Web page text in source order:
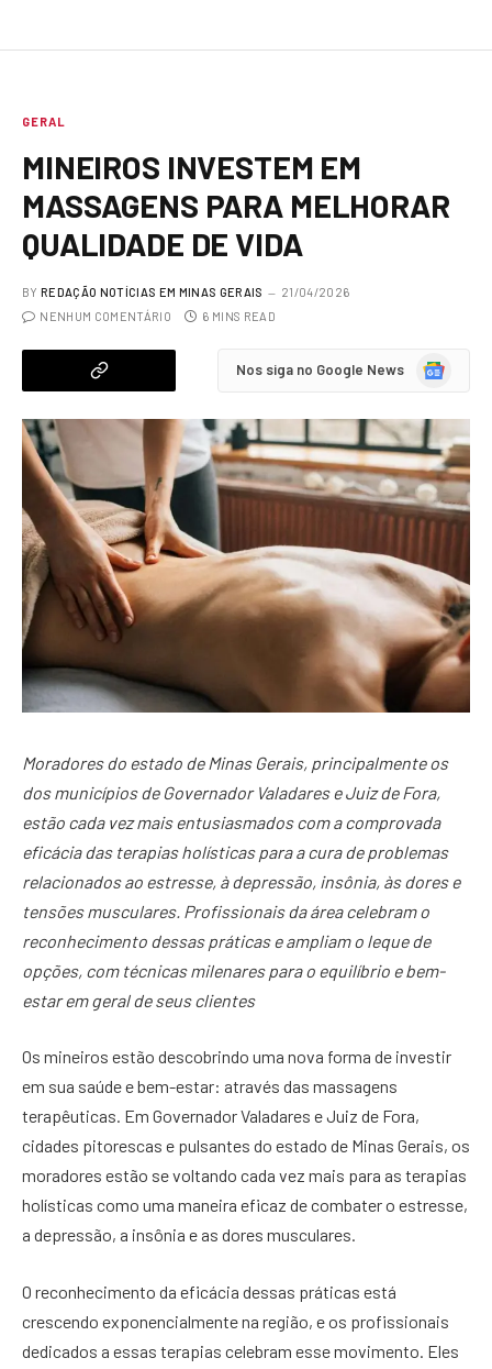
GERAL
MINEIROS INVESTEM EM
MASSAGENS PARA MELHORAR
QUALIDADE DE VIDA
BY REDAÇÃO NOTÍCIAS EM MINAS GERAIS
21/04/2026
NENHUM COMENTÁRIO
6 MINS READ
Nos siga no Google News
Google
Moradores do estado de Minas Gerais, principalmente os
dos municípios de Governador Valadares e Juiz de Fora,
estão cada vez mais entusiasmados com a comprovada
eficácia das terapias holísticas para a cura de problemas
relacionados ao estresse, à depressão, insônia, às dores e
tensões musculares. Profissionais da área celebram o
reconhecimento dessas práticas e ampliam o leque de
opções, com técnicas milenares para o equilíbrio e bem-
estar em geral de seus clientes
Os mineiros estão descobrindo uma nova forma de investir
em sua saúde e bem-estar: através das massagens
terapêuticas. Em Governador Valadares e Juiz de Fora,
cidades pitorescas e pulsantes do estado de Minas Gerais, os
moradores estão se voltando cada vez mais para as terapias
holísticas como uma maneira eficaz de combater o estresse,
a depressão, a insônia e as dores musculares.
O reconhecimento da eficácia dessas práticas está
crescendo exponencialmente na região, e os profissionais
dedicados a essas terapias celebram esse movimento. Eles